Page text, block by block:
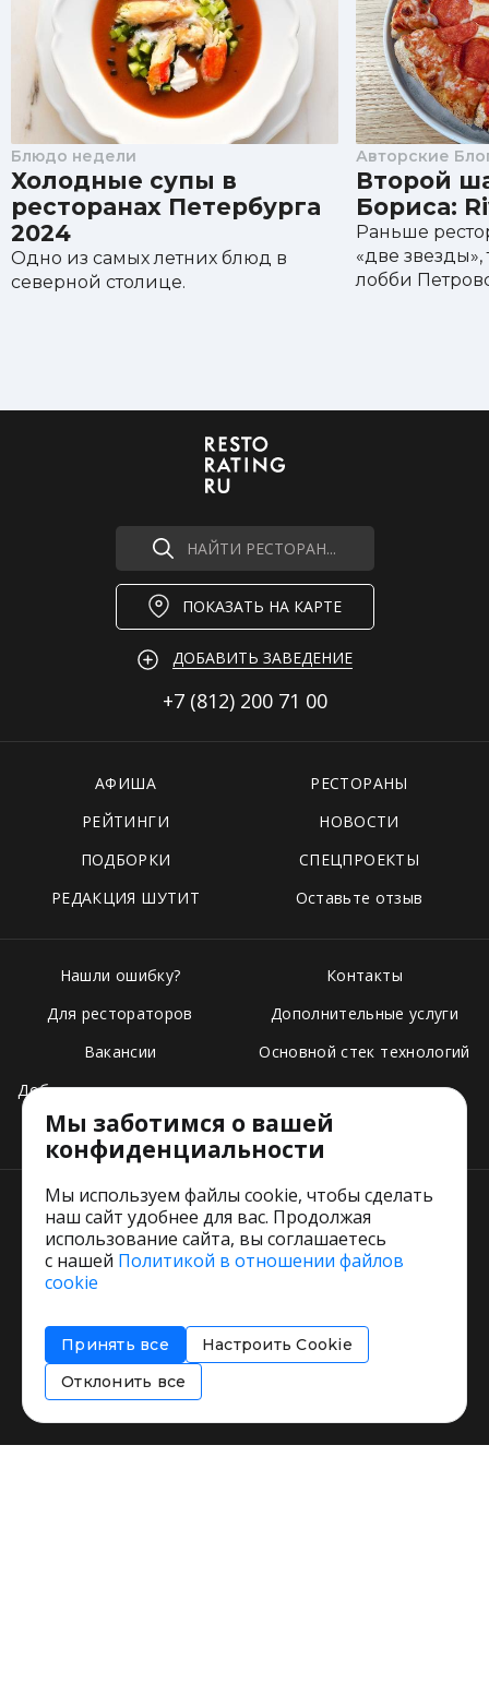
Блюдо недели
Холодные супы в
ресторанах Петербурга
2024
Одно из самых летних блюд в
северной столице.
Авторские
Второй
Бориса:
Раньше
«две звезды»,
лобби
НАЙТИ РЕСТОРАН...
ПОКАЗАТЬ НА КАРТЕ
ДОБАВИТЬ ЗАВЕДЕНИЕ
+7 (812) 200 71 00
АФИША
РЕСТОРАНЫ
РЕЙТИНГИ
НОВОСТИ
ПОДБОРКИ
СПЕЦПРОЕКТЫ
РЕДАКЦИЯ ШУТИТ
Оставьте отзыв
Нашли ошибку?
Для рестораторов
Вакансии
Добавить свое заведение
Тарифы
Контакты
Дополнительные услуги
Основной стек технологий
Пользовательское соглашение
Соглашение об информировании
Политика использования cookies
Мы заботимся о вашей
конфиденциальности
Мы используем файлы cookie, чтобы сделать
наш сайт удобнее для вас. Продолжая
использование сайта, вы соглашаетесь
с нашей Политикой в отношении файлов
cookie
Принять все
Настроить Cookie
Отклонить все